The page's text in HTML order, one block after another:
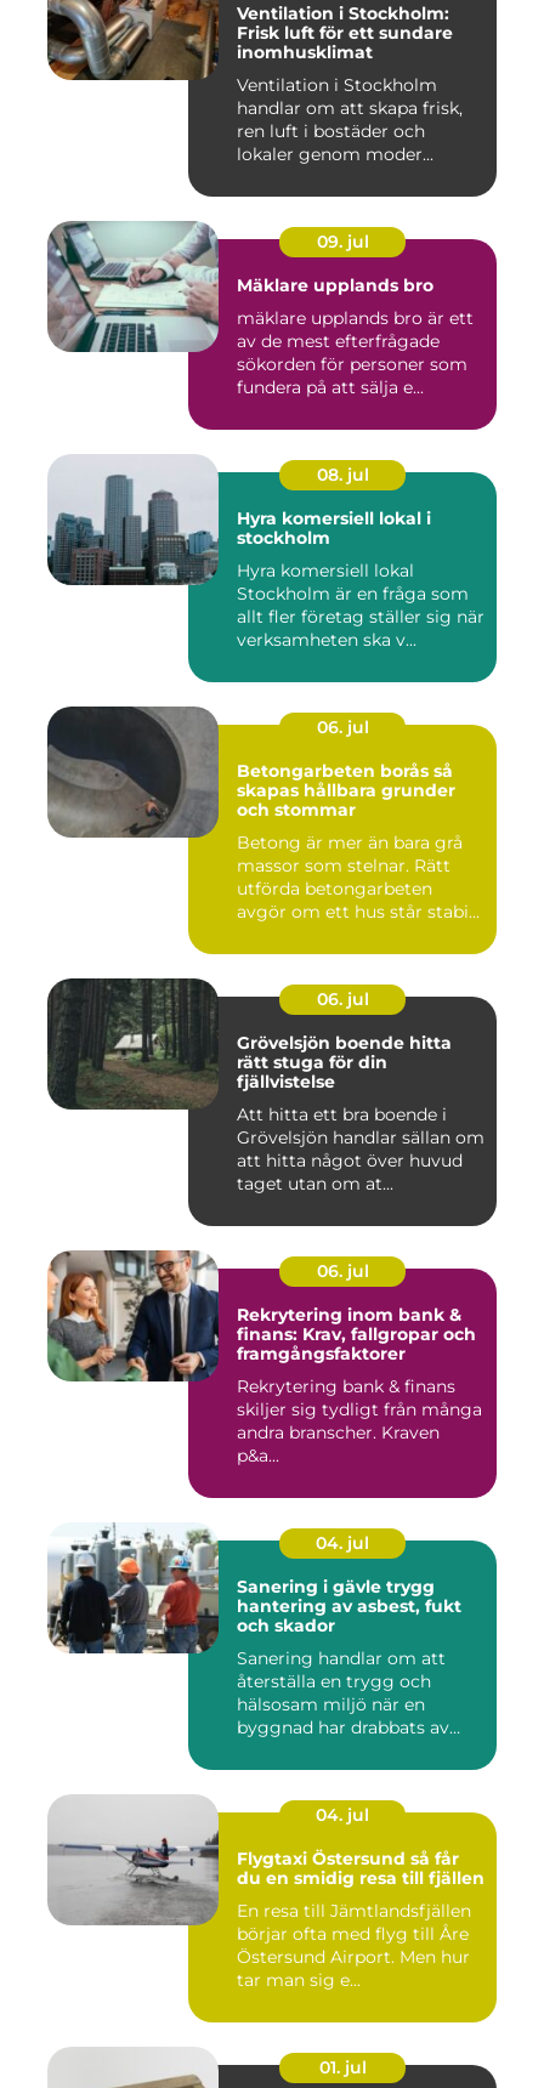
Ventilation i Stockholm:
Frisk luft för ett sundare
inomhusklimat
Ventilation i Stockholm
handlar om att skapa frisk,
ren luft i bostäder och
lokaler genom moder...
09. jul
Mäklare upplands bro
mäklare upplands bro är ett
av de mest efterfrågade
sökorden för personer som
fundera på att sälja e...
08. jul
Hyra komersiell lokal i
stockholm
Hyra komersiell lokal
Stockholm är en fråga som
allt fler företag ställer sig när
verksamheten ska v...
06. jul
Betongarbeten borås så
skapas hållbara grunder
och stommar
Betong är mer än bara grå
massor som stelnar. Rätt
utförda betongarbeten
avgör om ett hus står stabi...
06. jul
Grövelsjön boende hitta
rätt stuga för din
fjällvistelse
Att hitta ett bra boende i
Grövelsjön handlar sällan om
att hitta något över huvud
taget utan om at...
06. jul
Rekrytering inom bank &
finans: Krav, fallgropar och
framgångsfaktorer
Rekrytering bank & finans
skiljer sig tydligt från många
andra branscher. Kraven
p&a...
04. jul
Sanering i gävle trygg
hantering av asbest, fukt
och skador
Sanering handlar om att
återställa en trygg och
hälsosam miljö när en
byggnad har drabbats av
04. jul
Flygtaxi Östersund så får
du en smidig resa till fjällen
En resa till Jämtlandsfjällen
börjar ofta med flyg till Åre
Östersund Airport. Men hur
tar man sig e...
01. jul